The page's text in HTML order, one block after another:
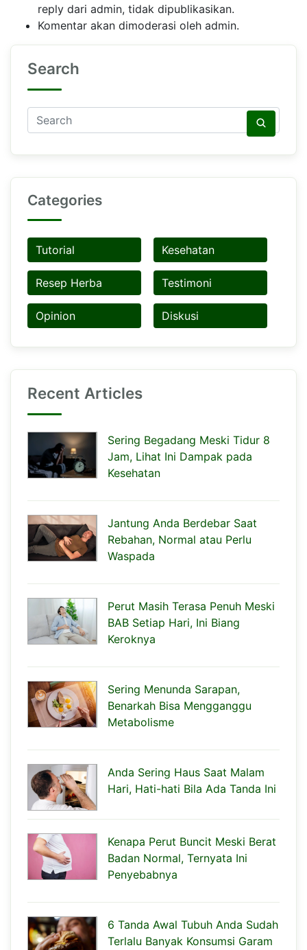
reply dari admin, tidak dipublikasikan.
Komentar akan dimoderasi oleh admin.
Search
Categories
Tutorial Kesehatan
Resep Herba Testimoni
Opinion Diskusi
Recent Articles
Sering Begadang Meski Tidur 8
Jam, Lihat Ini Dampak pada
Kesehatan
Jantung Anda Berdebar Saat
Rebahan, Normal atau Perlu
Waspada
Perut Masih Terasa Penuh Meski
BAB Setiap Hari, Ini Biang
Keroknya
Sering Menunda Sarapan,
Benarkah Bisa Mengganggu
Metabolisme
Anda Sering Haus Saat Malam
Hari, Hati-hati Bila Ada Tanda Ini
Kenapa Perut Buncit Meski Berat
Badan Normal, Ternyata Ini
Penyebabnya
6 Tanda Awal Tubuh Anda Sudah
Terlalu Banyak Konsumsi Garam